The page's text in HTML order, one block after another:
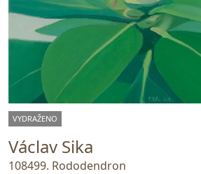
VYDRAŽENO
Václav Sika
108499. Rododendron